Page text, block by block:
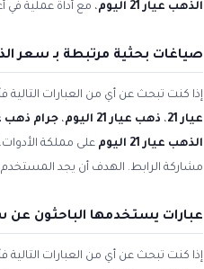
الذهب عيار 21 اليوم
، مع أداة عملية
صياغات بحثية مرتبطة بـ سعر الذهب
إذا كنت تبحث عن أي من العبارات
عيار 21
، ذهب عيار 21 اليوم ، جرام ذهب
الذهب عيار 21 اليوم
على مملكة
مشاركة الرابط. الهدف أن يجد
عبارات يستخدمها الباحثون عن سعر
إذا كنت تبحث عن أي من العبارات